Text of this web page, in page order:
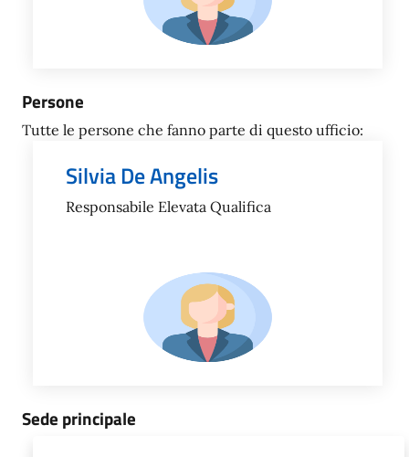
Persone
Tutte le persone che fanno parte di questo ufficio:
Silvia De Angelis
Responsabile Elevata Qualifica
Sede principale